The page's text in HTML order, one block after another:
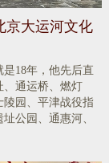
京大运河文化
18年，他先后直
、通运桥、燃灯
陵园、平津战役指
公园、通惠河、